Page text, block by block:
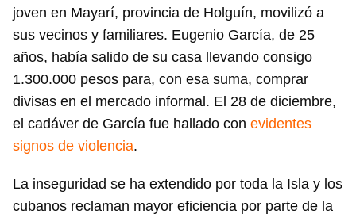
joven en Mayarí, provincia de Holguín, movilizó a
sus vecinos y familiares. Eugenio García, de 25
años, había salido de su casa llevando consigo
1.300.000 pesos para, con esa suma, comprar
divisas en el mercado informal. El 28 de diciembre,
el cadáver de García fue hallado con evidentes
signos de violencia.
La inseguridad se ha extendido por toda la Isla y los
cubanos reclaman mayor eficiencia por parte de la